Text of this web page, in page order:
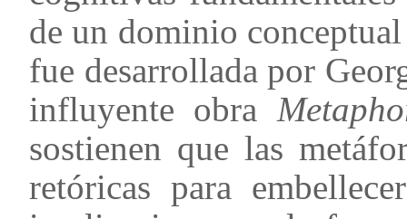
de un dominio
fue desarrollada por
influyente obra
sostienen que las
retóricas para